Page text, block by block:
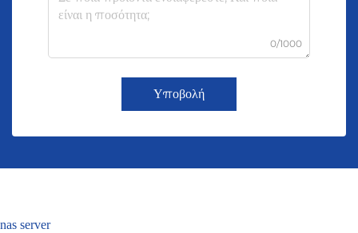
0/1000
Υποβολή
nas server